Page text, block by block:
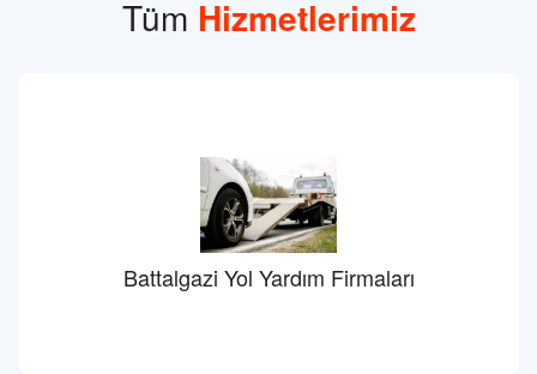
Tüm Hizmetlerimiz
Battalgazi Yol Yardım Firmaları